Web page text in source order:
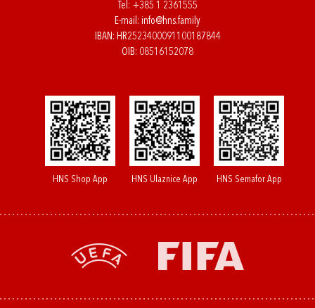
Tel: +385 1 2361555
E-mail: info@hns.family
IBAN: HR2523400091100187844
OIB: 08516152078
HNS Shop App HNS Ulaznice App HNS Semafor App